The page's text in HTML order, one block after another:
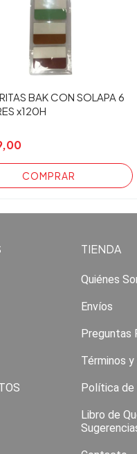
BAK CON SOLAPA 6
x120H
TIENDA
Quiénes
Envíos
Preguntas
Términos
Política de
Libro de